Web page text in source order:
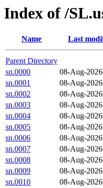
Index of /
Name Last
Parent Directory
sn.0000
08-Aug-
sn.0001
08-Aug-
sn.0002
08-Aug-
sn.0003
08-Aug-
sn.0004
08-Aug-
sn.0005
08-Aug-
sn.0006
08-Aug-
sn.0007
08-Aug-
sn.0008
08-Aug-
sn.0009
08-Aug-
sn.0010
08-Aug-